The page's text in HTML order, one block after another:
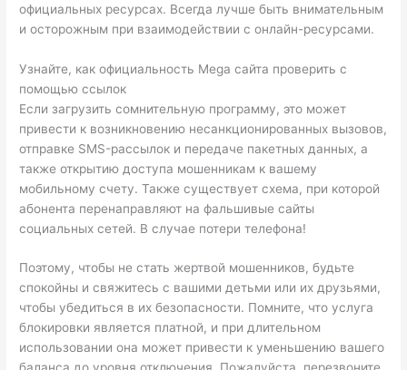
официальных ресурсах. Всегда лучше быть внимательным
и осторожным при взаимодействии с онлайн-ресурсами.
Узнайте, как официальность Mega сайта проверить с
помощью ссылок
Если загрузить сомнительную программу, это может
привести к возникновению несанкционированных вызовов,
отправке SMS-рассылок и передаче пакетных данных, а
также открытию доступа мошенникам к вашему
мобильному счету. Также существует схема, при которой
абонента перенаправляют на фальшивые сайты
социальных сетей. В случае потери телефона!
Поэтому, чтобы не стать жертвой мошенников, будьте
спокойны и свяжитесь с вашими детьми или их друзьями,
чтобы убедиться в их безопасности. Помните, что услуга
блокировки является платной, и при длительном
использовании она может привести к уменьшению вашего